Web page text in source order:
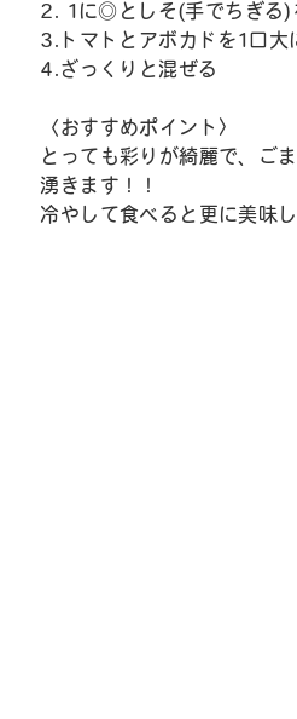
2. 1に◎としそ(手でちぎる)
3.トマトとアボカドを1口大
4.ざっくりと混ぜる
〈おすすめポイント〉
とっても彩りが綺麗で、ご
湧きます！！
冷やして食べると更に美味し